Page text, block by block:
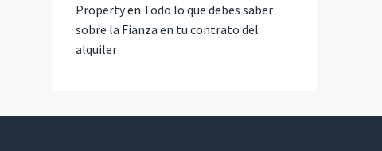
Propertyen Todo lo que debes saber
sobre la Fianza en tu contrato del
alquiler